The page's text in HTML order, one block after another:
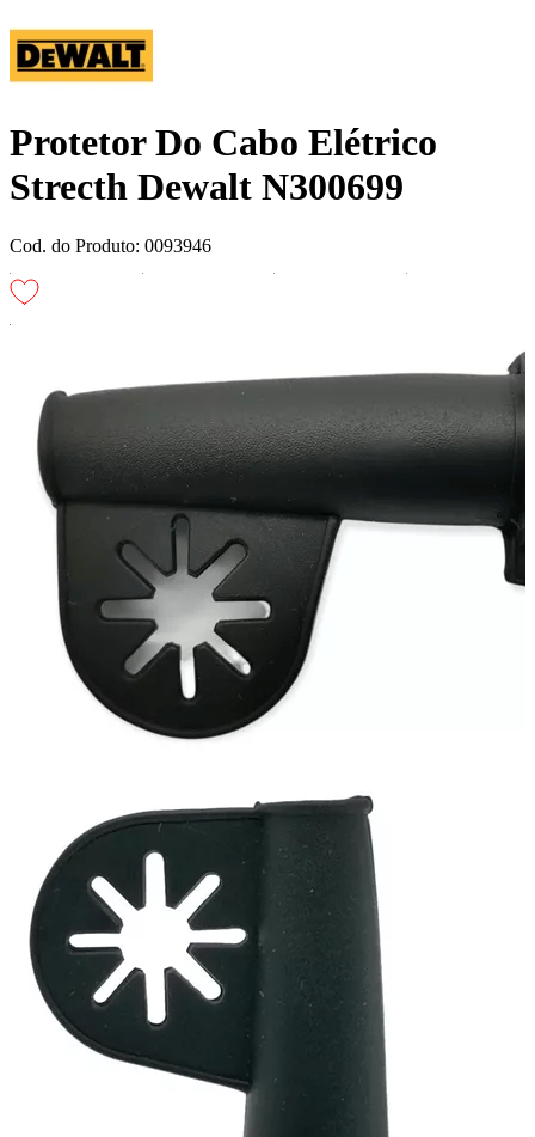
Protetor Do Cabo Elétrico
Strecth Dewalt N300699
Cod. do Produto: 0093946